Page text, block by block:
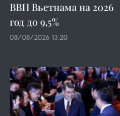
ВВП Вьетнама на 2026
год до 9,5%
08/08/2026 13:20